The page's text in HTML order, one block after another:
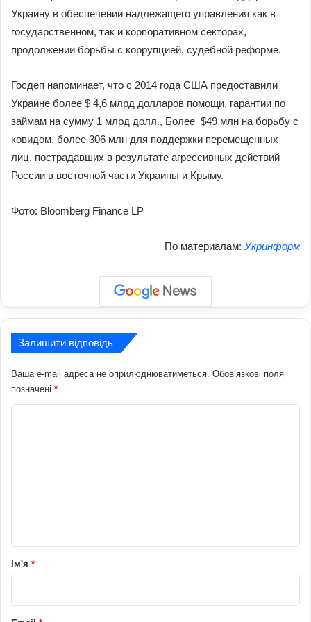
Украину в обеспечении надлежащего управления как в
государственном, так и корпоративном секторах,
продолжении борьбы с коррупцией, судебной реформе.
Госдеп напоминает, что с 2014 года США предоставили
Украине более $ 4,6 млрд долларов помощи, гарантии по
займам на сумму 1 млрд долл., Более $49 млн на борьбу с
ковидом, более 306 млн для поддержки перемещенных
лиц, пострадавших в результате агрессивных действий
России в восточной части Украины и Крыму.
Фото: Bloomberg Finance LP
По материалам: Укринформ
Залишити відповідь
Ваша e-mail адреса не оприлюднюватиметься. Обов’язкові поля
позначені *
рІм'я *